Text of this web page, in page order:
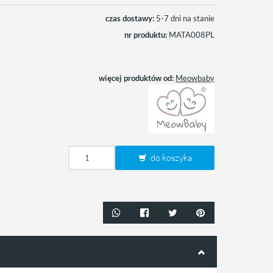
czas dostawy: 5-7 dni na stanie
nr produktu: MATA008PL
więcej produktów od: Meowbaby
do koszyka